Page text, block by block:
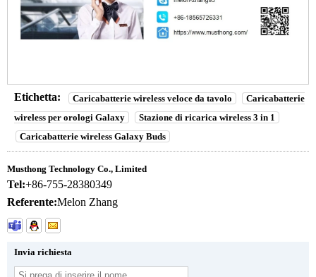
Etichetta: Caricabatterie wireless veloce da tavolo
Caricabatterie
wireless per orologi Galaxy
Stazione di ricarica wireless 3 in 1
Caricabatterie wireless Galaxy Buds
Musthong Technology Co., Limited
Tel:+86-755-28380349
Referente:Melon Zhang
Invia richiesta